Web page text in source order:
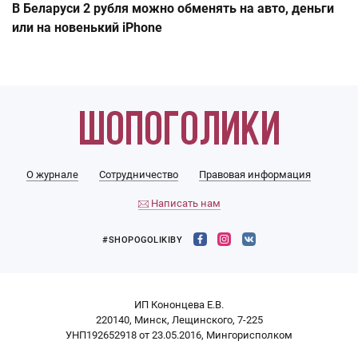
В Беларуси 2 рубля можно обменять на авто, деньги
или на новенький iPhone
О журнале Сотрудничество Правовая информация
Написать нам
#SHOPOGOLIKIBY
ИП Кононцева Е.В.
220140, Минск, Лещинского, 7-225
УНП192652918 от 23.05.2016, Мингорисполком